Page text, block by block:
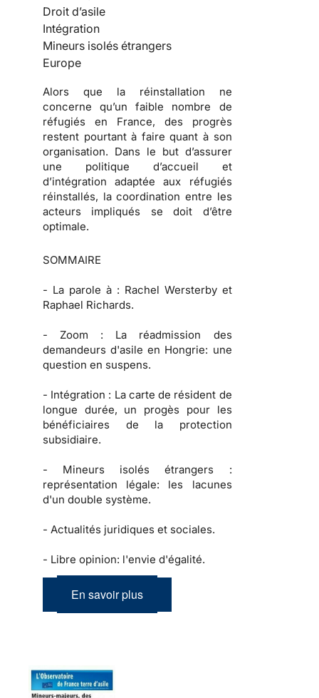
Droit d’asile
Intégration
Mineurs isolés étrangers
Europe
Alors que la réinstallation ne
concerne qu’un faible nombre de
réfugiés en France, des progrès
restent pourtant à faire quant à son
organisation. Dans le but d’assurer
une politique d’accueil et
d’intégration adaptée aux réfugiés
réinstallés, la coordination entre les
acteurs impliqués se doit d’être
optimale.
SOMMAIRE
- La parole à : Rachel Wersterby et
Raphael Richards.
-Zoom : La réadmission des
demandeurs d'asile en Hongrie: une
question en suspens.
- Intégration : La carte de résident de
longue durée, un progès pour les
bénéficiaires de la protection
subsidiaire.
- Mineurs isolés étrangers :
représentation légale: les lacunes
d'un double système.
- Actualités juridiques et sociales.
- Libre opinion: l'envie d'égalité.
En savoir plus